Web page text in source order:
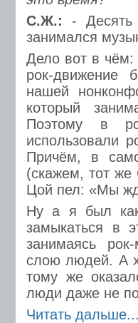
С.Ж.: -
занимался
Дело вот в чём:
рок-движение
нашей
который
Поэтому в
использовали
Причём, в
(скажем, тот же
Цой пел: «Мы
Ну а я был
замыкаться в
занимаясь
слою людей. А
тому же
люди даже не
Читать дальше...